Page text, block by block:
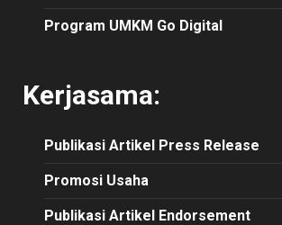
Program UMKM Go Digital
Kerjasama:
Publikasi Artikel Press Release
Promosi Usaha
Publikasi Artikel Endorsement